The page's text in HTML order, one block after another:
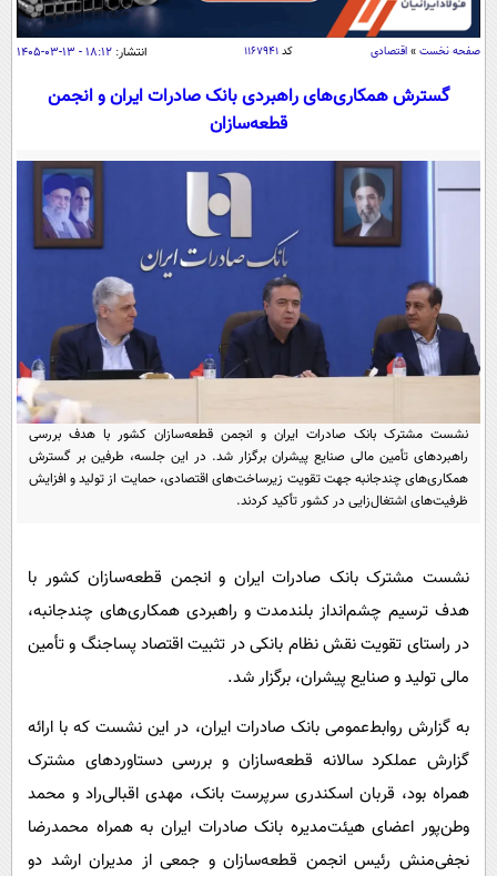
سیاسی
اقتصاد
خودرو
جامعه
اجتماعی
حوادث
یک برش دانایی
محیط زیست
سفر و تفریح
ورزشی
بین الملل
سیاست خارجی
فرهنگ و هنر
علم و دانش
فناوری و It
علمی
قرآن
گوناگون
مجله تصویری سلاح
فیلم
اقتصاد
ورزش
سیاست
سرگرمی
گوناگون
محیط زیست
فرهنگی
بین الملل
اجتماعی
عصر ایران 2
خواندنی ها و دیدنی ها
داستان کوتاه
پیامک
آشپزی
آموزش زبان
صفحه نخست » اقتصادی کد۱۱۶۷۹۴۱ انتشار: ۱۸:۱۲ - ۱۳-۰۳-۱۴۰۵
گسترش همکاری‌های راهبردی بانک صادرات ایران و انجمن
قطعه‌سازان
نشست مشترک بانک صادرات ایران و انجمن قطعه‌سازان کشور با هدف بررسی
راهبردهای تأمین مالی صنایع پیشران برگزار شد. در این جلسه، طرفین بر گسترش
همکاری‌های چندجانبه جهت تقویت زیرساخت‌های اقتصادی، حمایت از تولید و افزایش
ظرفیت‌های اشتغال‌زایی در کشور تأکید کردند.
نشست مشترک بانک صادرات ایران و انجمن قطعه‌سازان کشور با
هدف ترسیم چشم‌انداز بلندمدت و راهبردی همکاری‌های چندجانبه،
در راستای تقویت نقش نظام بانکی در تثبیت اقتصاد پساجنگ و تأمین
مالی تولید و صنایع پیشران، برگزار شد.
به گزارش روابط‌عمومی بانک صادرات ایران، در این نشست که با ارائه
گزارش عملکرد سالانه قطعه‌سازان و بررسی دستاوردهای مشترک
همراه بود، قربان اسکندری سرپرست بانک، مهدی اقبالی‌راد و محمد
وطن‌پور اعضای هیئت‌مدیره بانک صادرات ایران به همراه محمدرضا
نجفی‌منش رئیس انجمن قطعه‌سازان و جمعی از مدیران ارشد دو